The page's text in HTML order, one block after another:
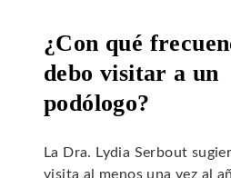
¿Con qué
debo visitar a un
podólogo?
La Dra. Lydia Serbout
visita al menos una vez al